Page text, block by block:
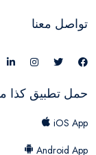
تواصل معنا
حمل تطبيق كذا
iOS App
Android App